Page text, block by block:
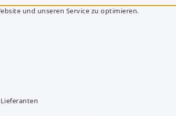
und unseren Service zu optimieren.